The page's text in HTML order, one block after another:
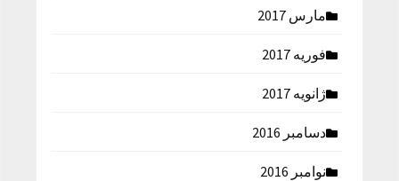
مارس 2017
فوریه 2017
ژانویه 2017
دسامبر 2016
نوامبر 2016